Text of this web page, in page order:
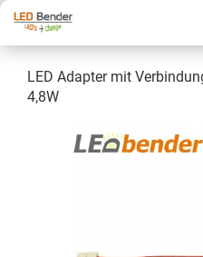
LED Adapter mit
4,8W